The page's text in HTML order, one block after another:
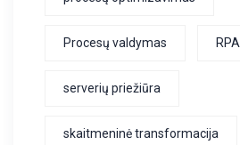
Procesų valdymas RPA
serverių priežiūra
skaitmeninė transformacija